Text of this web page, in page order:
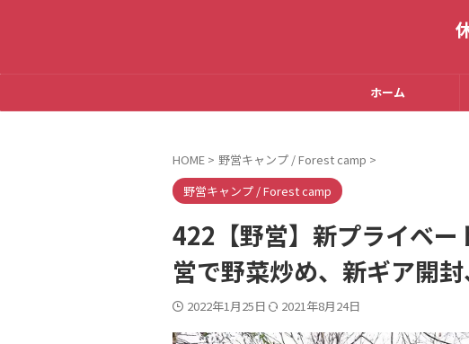
ホーム
HOME > 野営キャンプ / Forest camp >
野営キャンプ / Forest camp
422【野営】新プライベー
営で野菜炒め、新ギア開
2022年1月25日 2021年8月24日